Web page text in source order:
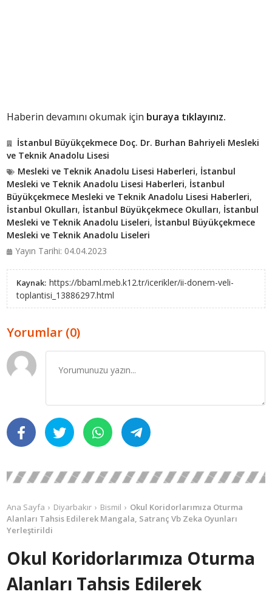
Haberin devamını okumak için buraya tıklayınız.
İstanbul Büyükçekmece Doç. Dr. Burhan Bahriyeli Mesleki
ve Teknik Anadolu Lisesi
Mesleki ve Teknik Anadolu Lisesi Haberleri, İstanbul
Mesleki ve Teknik Anadolu Lisesi Haberleri, İstanbul
Büyükçekmece Mesleki ve Teknik Anadolu Lisesi Haberleri,
İstanbul Okulları, İstanbul Büyükçekmece Okulları, İstanbul
Mesleki ve Teknik Anadolu Liseleri, İstanbul Büyükçekmece
Mesleki ve Teknik Anadolu Liseleri
Yayın Tarihi: 04.04.2023
Kaynak: https://bbaml.meb.k12.tr/icerikler/ii-donem-veli-
toplantisi_13886297.html
Yorumlar (0)
Ana Sayfa Diyarbakır Bismil
Okul Koridorlarımıza Oturma
Alanları Tahsis Edilerek Mangala, Satranç Vb Zeka Oyunları
Yerleştirildi
Okul Koridorlarımıza Oturma
Alanları Tahsis Edilerek